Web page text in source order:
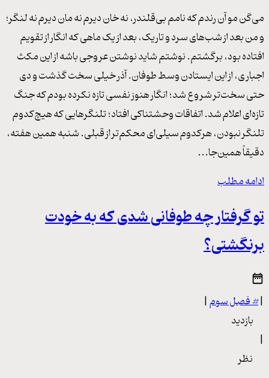
می‌گن مو آن رندم که نامم بی‌قلندر، نه خان دیرم نه مان دیرم نه لنگر؛
و من بعد از شب‌های سرد و تاریک، بعد از یک ماهی که انگار از تقویم
افتاده بود، برگشتم. نوشتم شاید نوشتن عروجی باشه از این مکث
اجباری، از این ایستادن وسط طوفان. آذر خیلی سخت گذشت و دی
حتی سخت‌تر شروع شد؛ انگار هنوز نفسی تازه نکرده بودم که جنگ
تازه‌ای اعلام شد. اتفاقات وحشتناکی افتاد؛ تلنگرهایی که هیچ‌کدوم
تلنگر نبودن، هرکدوم سیلی‌ای محکم‌تر از قبلی. شنبه همین هفته،
دقیقاً همین‌جا...
ادامه مطلب
تو گرفتار چه طوفانی شدی که به خودت
برنگشتی؟
|
#فصل سوم|
بازدید
|
نظر